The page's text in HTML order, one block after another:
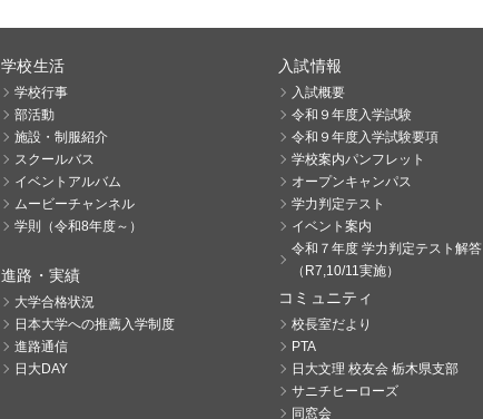
学校生活
学校行事
部活動
施設・制服紹介
スクールバス
イベントアルバム
ムービーチャンネル
学則（令和8年度～）
進路・実績
大学合格状況
日本大学への推薦入学制度
進路通信
日大DAY
入試情報
入試概要
令和９年度入学試験
令和９年度入学試験要項
学校案内パンフレット
オープンキャンパス
学力判定テスト
イベント案内
令和７年度 学力判定テスト解答
（R7,10/11実施）
コミュニティ
校長室だより
PTA
日大文理 校友会 栃木県支部
サニチヒーローズ
同窓会